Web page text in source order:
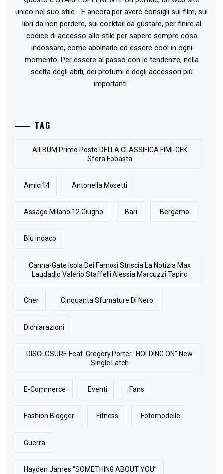
unico nel suo stile... E ancora per avere consigli sui film, sui
libri da non perdere, sui cocktail da gustare, per finire al
codice di accesso allo stile per sapere sempre cosa
indossare, come abbinarlo ed essere cool in ogni
momento. Per essere al passo con le tendenze, nella
scelta degli abiti, dei profumi e degli accessori più
importanti..
TAG
AlLBUM Primo Posto DELLA CLASSIFICA FIMI-GFK
Sfera Ebbasta
Amici14 Antonella Mosetti
Assago Milano 12 Giugno Bari Bergamo
Blu Indaco
Canna-Gate Isola Dei Famosi Striscia La Notizia Max
Laudadio Valerio Staffelli Alessia Marcuzzi Tapiro
Cher Cinquanta Sfumature Di Nero
Dichiarazioni
DISCLOSURE Feat. Gregory Porter "HOLDING ON" New
Single Latch
E-Commerce Eventi Fans
Fashion Blogger Fitness Fotomodelle
Guerra
Hayden James “SOMETHING ABOUT YOU”